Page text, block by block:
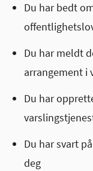
Du har bedt
Du har meldt
arrangement i
Du har
Du har svart
deg